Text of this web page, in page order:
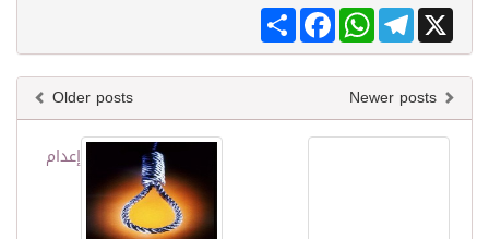
Share
FacebookWhatsAppTelegram X
Older posts
إعدام